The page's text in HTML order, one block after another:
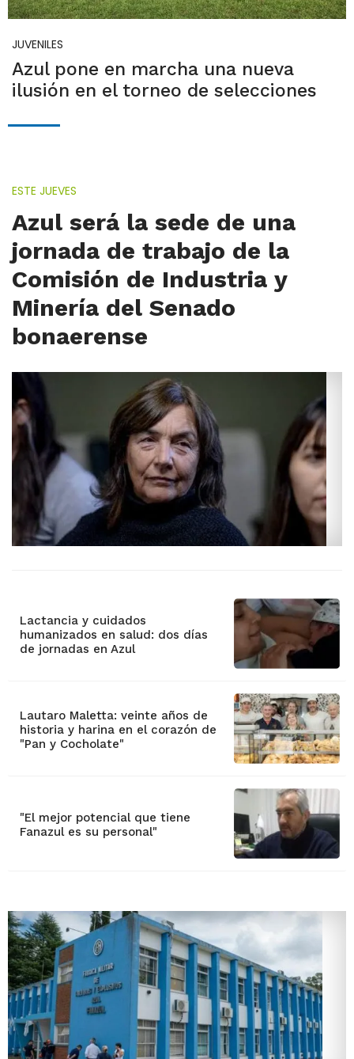
JUVENILES
Azul pone en marcha una nueva
ilusión en el torneo de selecciones
ESTE JUEVES
Azul será la sede de una
jornada de trabajo de la
Comisión de Industria y
Minería del Senado
bonaerense
Lactancia y cuidados
humanizados en salud: dos días
de jornadas en Azul
Lautaro Maletta: veinte años de
historia y harina en el corazón de
"Pan y Cocholate"
"El mejor potencial que tiene
Fanazul es su personal"